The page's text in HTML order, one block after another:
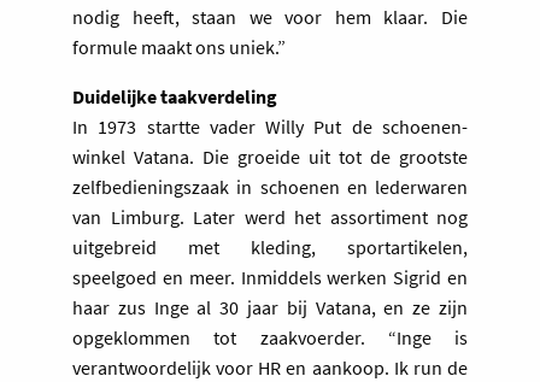
nodig heeft, staan we voor hem klaar. Die
formule maakt ons uniek.”
Duidelijke taakverdeling
In 1973 startte vader Willy Put de schoenen­
winkel Vatana. Die groeide uit tot de grootste
zelfbedieningszaak in schoenen en lederwaren
van Limburg. Later werd het assortiment nog
uitgebreid met kleding, sportartikelen,
speelgoed en meer. Inmiddels werken Sigrid en
haar zus Inge al 30 jaar bij Vatana, en ze zijn
opgeklommen tot zaakvoerder. “Inge is
verantwoordelijk voor HR en aankoop. Ik run de